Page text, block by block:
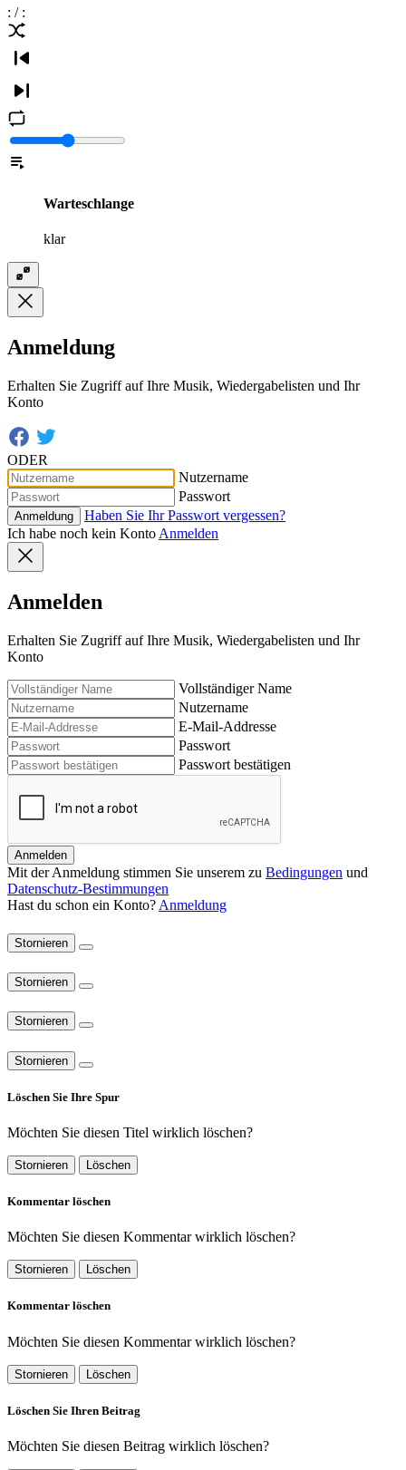
: / :
Warteschlange
klar
Anmeldung
Erhalten Sie Zugriff auf Ihre Musik, Wiedergabelisten und Ihr
Konto
ODER
Nutzername
Passwort
Anmeldung
Haben Sie Ihr Passwort vergessen?
Ich habe noch kein Konto Anmelden
Anmelden
Erhalten Sie Zugriff auf Ihre Musik, Wiedergabelisten und Ihr
Konto
Vollständiger Name
Nutzername
E-Mail-Addresse
Passwort
Passwort bestätigen
Anmelden
Mit der Anmeldung stimmen Sie unserem zu Bedingungen und
Datenschutz-Bestimmungen
Hast du schon ein Konto? Anmeldung
Stornieren
Stornieren
Stornieren
Stornieren
Löschen Sie Ihre Spur
Möchten Sie diesen Titel wirklich löschen?
Stornieren Löschen
Kommentar löschen
Möchten Sie diesen Kommentar wirklich löschen?
Stornieren Löschen
Kommentar löschen
Möchten Sie diesen Kommentar wirklich löschen?
Stornieren Löschen
Löschen Sie Ihren Beitrag
Möchten Sie diesen Beitrag wirklich löschen?